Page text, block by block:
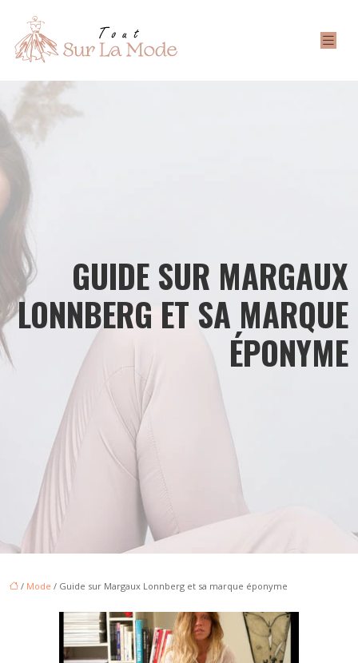
GUIDE SUR MARGAUX
LONNBERG ET SA MARQUE
ÉPONYME
/ Mode / Guide sur Margaux Lonnberg et sa marque éponyme